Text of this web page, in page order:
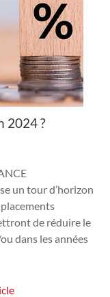
2024 ?
un tour d’horizon
de réduire le
dans les années